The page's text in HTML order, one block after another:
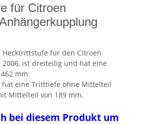
für Citroen
Hecktrittstufe für den Citroen
2006, ist dreiteilig und hat eine
mm.
hat eine Tritttiefe ohne Mittelteil
Mittelteil von 189 mm.
bei diesem Produkt um